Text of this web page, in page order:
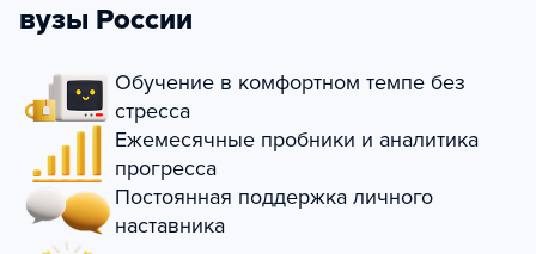
вузы России
Обучение в комфортном темпе без
стресса
Ежемесячные пробники и аналитика
прогресса
Постоянная поддержка личного
наставника